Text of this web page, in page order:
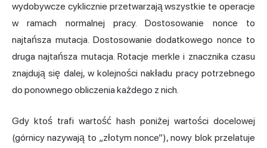
wydobywcze cyklicznie przetwarzają wszystkie te operacje
w ramach normalnej pracy. Dostosowanie nonce to
najtańsza mutacja. Dostosowanie dodatkowego nonce to
druga najtańsza mutacja. Rotacje merkle i znacznika czasu
znajdują się dalej, w kolejności nakładu pracy potrzebnego
do ponownego obliczenia każdego z nich.
Gdy ktoś trafi wartość hash poniżej wartości docelowej
(górnicy nazywają to „złotym nonce”), nowy blok przelatuje